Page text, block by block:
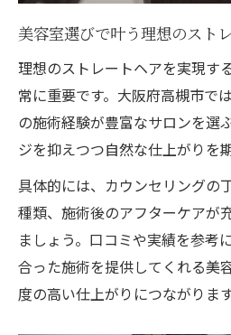
美容室選びで叶う理想のスト
理想のストレートヘアを実現す
常に重要です。大阪府高槻市で
の施術経験が豊富なサロンを選
ジを抑えつつ自然な仕上がりを
具体的には、カウンセリングの
種類、施術後のアフターケアが
ましょう。口コミや実績を参考
合った施術を提供してくれる美
度の高い仕上がりにつながります